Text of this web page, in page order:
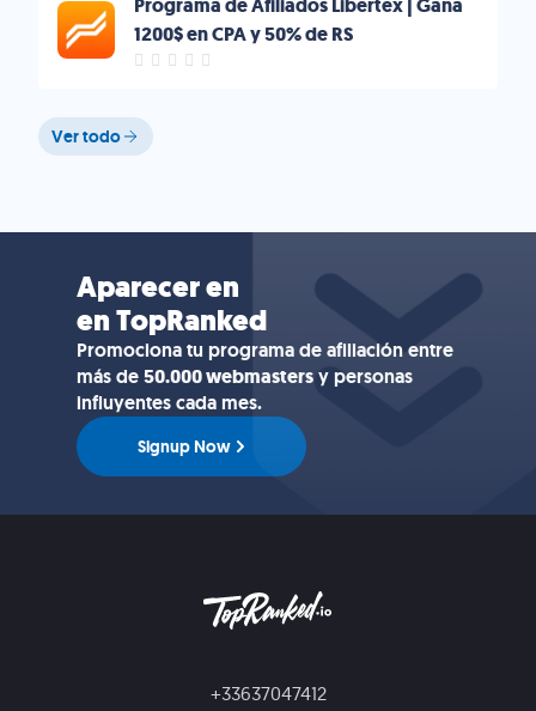
Programa de Afiliados Libertex | Gana
1200$ en CPA y 50% de RS
Ver todo
Aparecer en
en TopRanked
Promociona tu programa de afiliación entre
más de50.000 webmastersy personas
influyentes cada mes.
Signup Now
+33637047412